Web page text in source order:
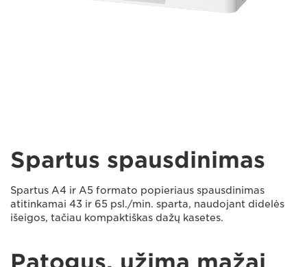
Spartus spausdinimas
Spartus A4 ir A5 formato popieriaus spausdinimas
atitinkamai 43 ir 65 psl./min. sparta, naudojant didelės
išeigos, tačiau kompaktiškas dažų kasetes.
Patogus, užima mažai